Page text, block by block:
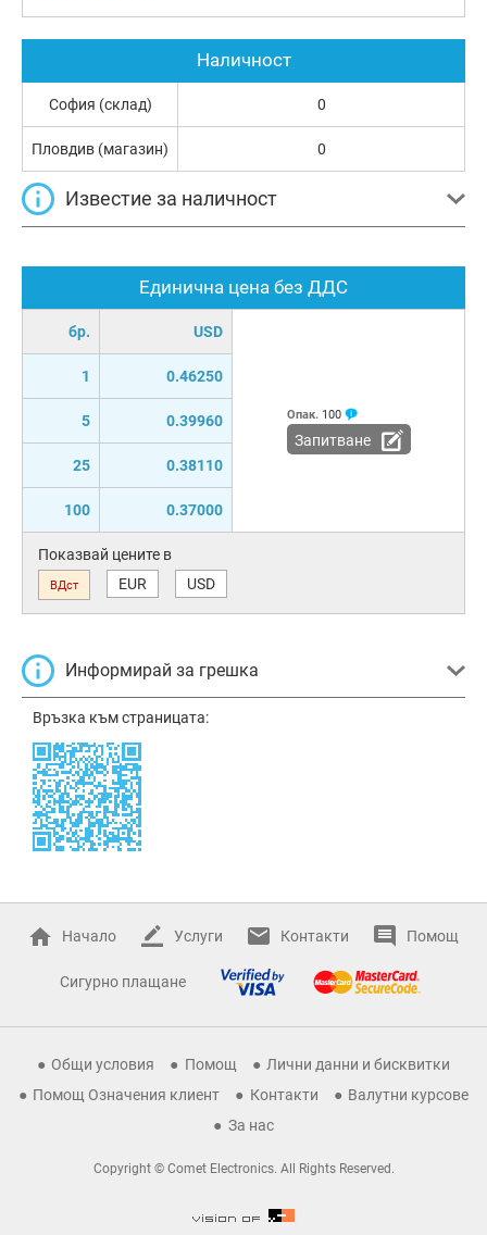
Единична цена без ДДС
бр. USD
1 0.46250
5 0.39960
25 0.38110
100 0.37000
Опак. 100
Запитване
Показвай цените в
ВДст EUR USD
Информирай за грешка
Връзка към страницата:
Наличност
София (склад) 0
Пловдив (магазин) 0
Известие за наличност
Начало Услуги Контакти Помощ
Сигурно плащане
Общи условия Помощ
Лични данни и бисквитки
Помощ Означения клиент
Контакти
Валутни курсове
За нас
Copyright © Comet Electronics. All Rights Reserved.